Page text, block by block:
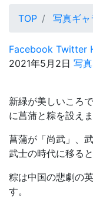
TOP 写真ギャ
Facebook Twitter
2021年5月2日 写
新緑が美しいころ
に菖蒲と粽を設えま
菖蒲が「尚武」、
武士の時代に移る
粽は中国の悲劇の
す。